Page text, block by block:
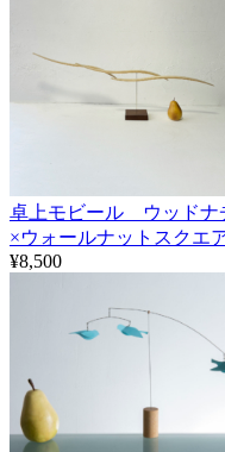
卓上モビール ウッドナ
×ウォールナットスクエ
¥8,500